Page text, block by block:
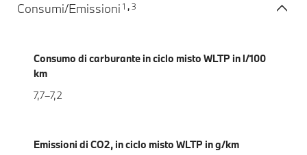
Consumi/Emissioni 1 , 3
Consumo di carburante in ciclo misto WLTP in l/100
km
7,7–7,2
Emissioni di CO2, in ciclo misto WLTP in g/km